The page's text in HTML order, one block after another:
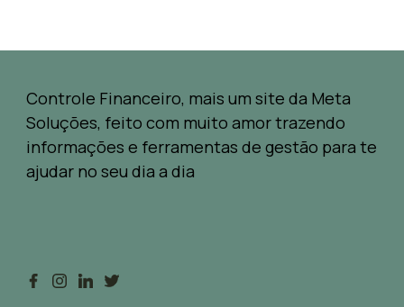
Controle Financeiro, mais um site da Meta
Soluções, feito com muito amor trazendo
informações e ferramentas de gestão para te
ajudar no seu dia a dia